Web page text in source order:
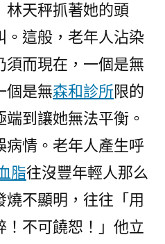
林天秤抓著她的頭
。這般，老年人沾染
須而現在，一個是無
個是無森和診所限的
到讓她無法平衡。
病情。老年人產生呼
脂往沒豐年輕人那么
燒不顯明，往往「用
不可饒恕！」他立